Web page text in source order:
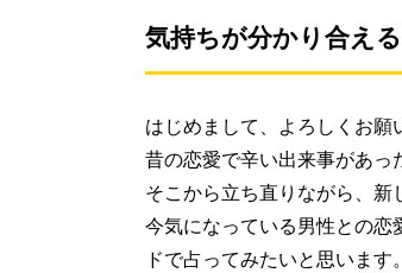
気持ちが分かり合え
はじめまして、よろしくお願
昔の恋愛で辛い出来事があっ
そこから立ち直りながら、新
今気になっている男性との恋
ドで占ってみたいと思います。